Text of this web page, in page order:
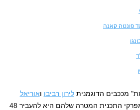
פונטה קאנה
מככבים הדוגמניתלירון רביבו ואוריאל
כשכמו בכל אחד מפרקי התכנית המטרה שלהם היא להעביר 48